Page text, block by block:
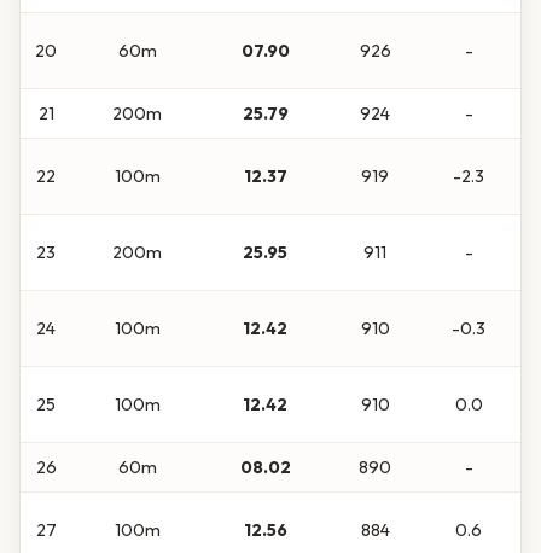
20 60m 07.90 926 -
21 200m 25.79 924 -
22 100m 12.37 919 -2.3
23 200m 25.95 911 -
24 100m 12.42 910 -0.3
25 100m 12.42 910 0.0
26 60m 08.02 890 -
27 100m 12.56 884 0.6